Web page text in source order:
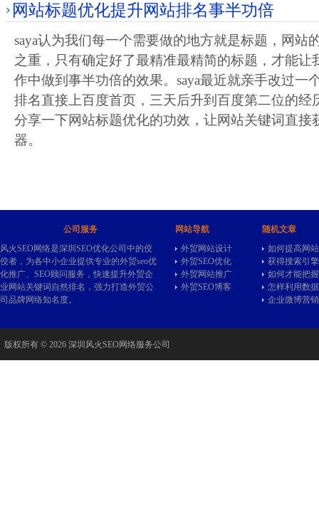
网站标题优化提升网站排名事半功倍
saya认为我们每一个需要做的地方就是标题，网站
之重，只有确定好了最精准最精简的标题，才能让
作中做到事半功倍的效果。saya最近就亲手改过一
排名直接上百度首页，三天后升到百度第二位的经
分享一下网站标题优化的功效，让网站关键词直接
器。
公司服务
风火SEO网络是深圳SEO优化公司中的佼
佼者，为各中小企业提供专业的外贸seo优
化推广、SEO顾问服务，快速提升外贸企
业网站关键词自然排名，强力打造外贸公
司品牌网络知名度。
网站导航
外贸网站设计
外贸SEO优化
外贸网站推广
外贸SEO博客
随机文章
如何提高网
获得搜索引
如何才能把
怎样利用数
企业微博营
版权所有 © 2026 深圳风火SEO网络服务公司